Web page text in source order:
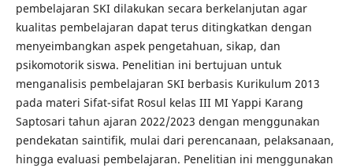
pembelajaran SKI dilakukan secara berkelanjutan agar
kualitas pembelajaran dapat terus ditingkatkan dengan
menyeimbangkan aspek pengetahuan, sikap, dan
psikomotorik siswa. Penelitian ini bertujuan untuk
menganalisis pembelajaran SKI berbasis Kurikulum 2013
pada materi Sifat-sifat Rosul kelas III MI Yappi Karang
Saptosari tahun ajaran 2022/2023 dengan menggunakan
pendekatan saintifik, mulai dari perencanaan, pelaksanaan,
hingga evaluasi pembelajaran. Penelitian ini menggunakan